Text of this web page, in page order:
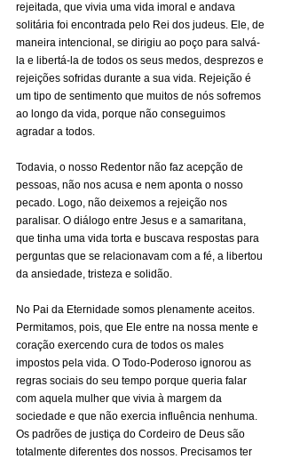
rejeitada, que vivia uma vida imoral e andava
solitária foi encontrada pelo Rei dos judeus. Ele, de
maneira intencional, se dirigiu ao poço para salvá-
la e libertá-la de todos os seus medos, desprezos e
rejeições sofridas durante a sua vida. Rejeição é
um tipo de sentimento que muitos de nós sofremos
ao longo da vida, porque não conseguimos
agradar a todos.
Todavia, o nosso Redentor não faz acepção de
pessoas, não nos acusa e nem aponta o nosso
pecado. Logo, não deixemos a rejeição nos
paralisar. O diálogo entre Jesus e a samaritana,
que tinha uma vida torta e buscava respostas para
perguntas que se relacionavam com a fé, a libertou
da ansiedade, tristeza e solidão.
No Pai da Eternidade somos plenamente aceitos.
Permitamos, pois, que Ele entre na nossa mente e
coração exercendo cura de todos os males
impostos pela vida. O Todo-Poderoso ignorou as
regras sociais do seu tempo porque queria falar
com aquela mulher que vivia à margem da
sociedade e que não exercia influência nenhuma.
Os padrões de justiça do Cordeiro de Deus são
totalmente diferentes dos nossos. Precisamos ter